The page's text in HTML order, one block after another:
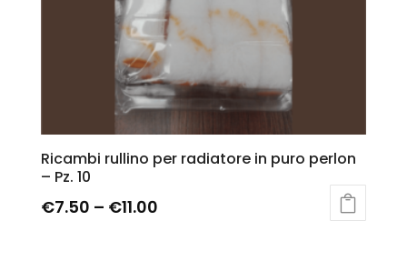
Ricambi rullino per radiatore in puro perlon
– Pz. 10
€7.50 – €11.00